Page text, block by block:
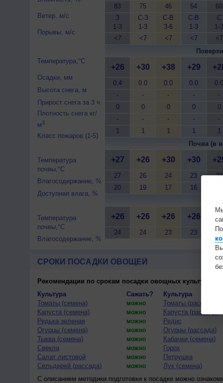
Ветер, м/с
Порывы, м/с
Температура,°C
Осадки, мм
Высота снега, м
Прирост снега за 3 ч.
Плотность снега кг/
м3
Класс пожаров (1-5)
Температура
почвы,°C
Влагосодержание, %
Доступная влага, %
Температура
почвы,°C
Влагосодержание, %
83
З
1-3
<7
75
С-З
1-3
<7
46
С-В
3-6
<7
54
С-В
1-3
<7
60
С
1-3
<7
+26
0.4
-
0
-
1
+30
0.0
-
0
-
1
+38
0.0
-
0
-
1
+29
0.0
-
0
-
1
0.0
-
0
-
1
Почва (в
+27
27
20
+26
26
19
+30
24
17
+30
23
16
23
+26
24
+26
24
+26
23
+26
23 23
СРОКИ ПОСАДКИ ОВОЩЕЙ
Рекомендации по срокам посадки овощных культур
Культура
Сажать? Культура
Томаты (семена)
можно Томаты (рассада)
Капуста (семена) можно Капуста (рассада)
Редька зеленая можно Редис
Огурцы (семена) можно Огурцы (рассада)
Тыква (семена) можно Кабачки (семена)
Свекла можно Горох
Салат листовой можно Петрушка
Сельдерей (рассада) можно Лук (семена)
С описанием методики подготовки к посадке можно